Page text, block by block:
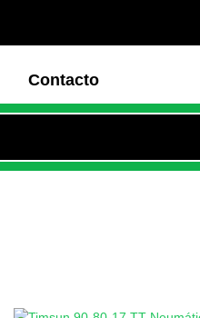
Contacto